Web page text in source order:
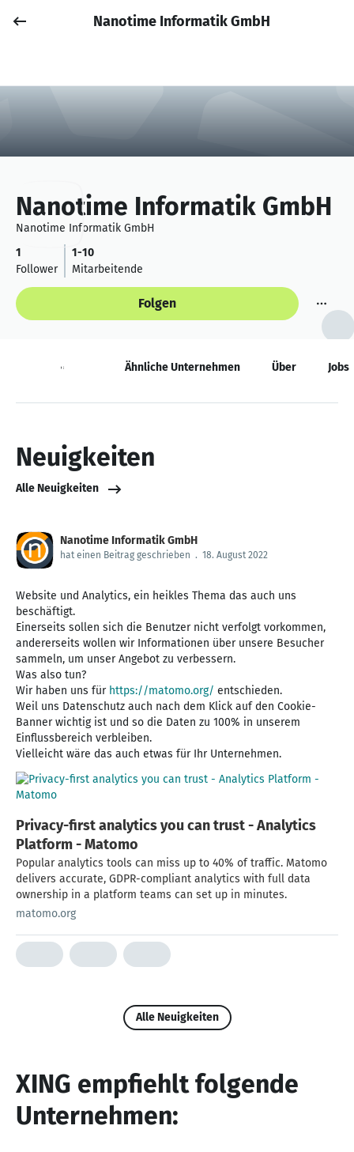
Anmelden
Nanotime Informatik GmbH
Nanotime Informatik GmbH
Nanotime Informatik GmbH
1
Follower
1-10
Mitarbeitende
Folgen
Neuigkeiten Ähnliche Unternehmen Über Jobs
Neuigkeiten
Alle Neuigkeiten
Nanotime Informatik GmbH
hat einen Beitrag geschrieben . 18. August 2022
Website und Analytics, ein heikles Thema das auch uns
beschäftigt.
Einerseits sollen sich die Benutzer nicht verfolgt vorkommen,
andererseits wollen wir Informationen über unsere Besucher
sammeln, um unser Angebot zu verbessern.
Was also tun?
Wir haben uns für https://matomo.org/ entschieden.
Weil uns Datenschutz auch nach dem Klick auf den Cookie-
Banner wichtig ist und so die Daten zu 100% in unserem
Einflussbereich verbleiben.
Vielleicht wäre das auch etwas für Ihr Unternehmen.
Privacy-first analytics you can trust - Analytics
Platform - Matomo
Popular analytics tools can miss up to 40% of traffic. Matomo
delivers accurate, GDPR-compliant analytics with full data
ownership in a platform teams can set up in minutes.
matomo.org
Alle Neuigkeiten
XING empfiehlt folgende
Unternehmen: